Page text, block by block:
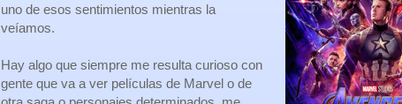
uno de esos sentimientos mientras la
veíamos.
Hay algo que siempre me resulta curioso con
gente que va a ver películas de Marvel o de